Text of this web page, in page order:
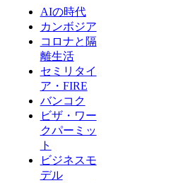
AIの時代
カンボジア
コロナと隔
離生活
セミリタイ
ア・FIRE
バンコク
ビザ・ワー
クパーミッ
ト
ビジネスモ
デル